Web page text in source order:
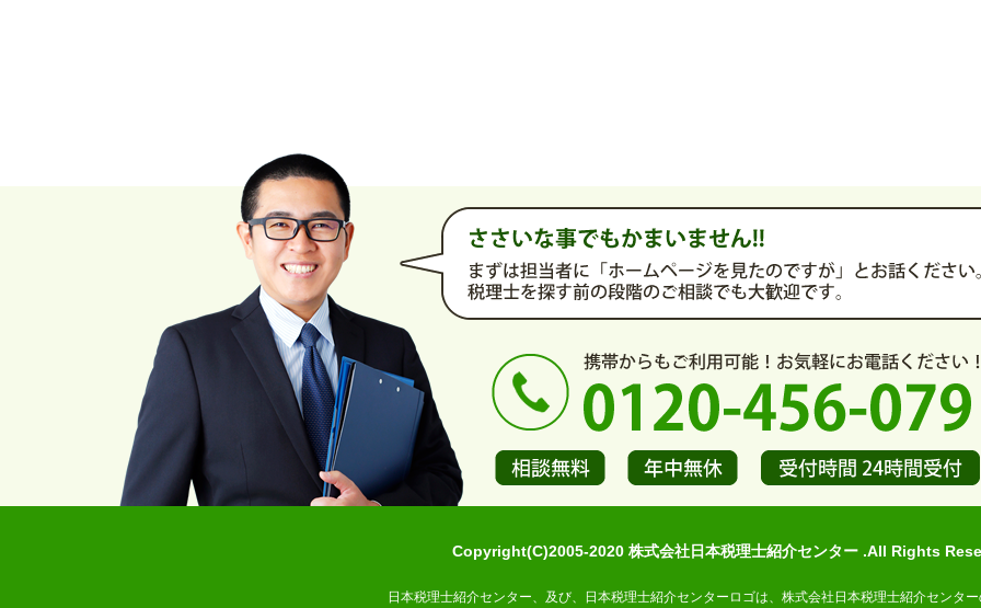
Copyright(C)2005-2020 株式会社日本税理士紹介センター .All Rights
日本税理士紹介センター、及び、日本税理士紹介センターロゴは、株式会社日本税理士紹介センタ